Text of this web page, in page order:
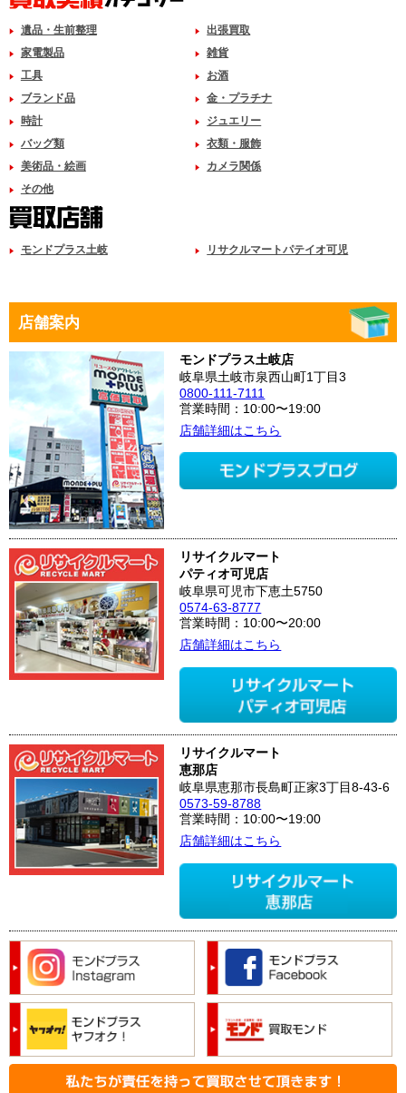
遺品・生前整理
出張買取
家電製品
雑貨
工具
お酒
ブランド品
金・プラチナ
時計
ジュエリー
バッグ類
衣類・服飾
美術品・絵画
カメラ関係
その他
モンドプラス土岐 リサクルマートパテイオ可児
店舗案内
モンドプラス土岐店
岐阜県土岐市泉西山町1丁目3
0800-111-7111
営業時間：10:00〜19:00
店舗詳細はこちら
リサイクルマート
パティオ可児店
岐阜県可児市下恵土5750
0574-63-8777
営業時間：10:00〜20:00
店舗詳細はこちら
リサイクルマート
恵那店
岐阜県恵那市長島町正家3丁目8-43-6
0573-59-8788
営業時間：10:00〜19:00
店舗詳細はこちら